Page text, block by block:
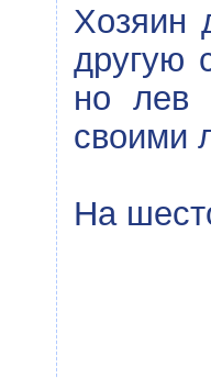
Хозяин
другую
но лев
своими
На